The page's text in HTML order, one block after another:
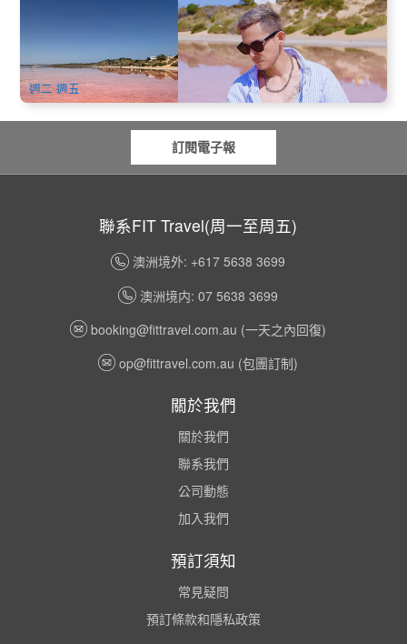
西澳心動7日全景遊｜粉紅湖航拍＋羅特尼斯島＋波浪岩＋棧
1.5k 已預訂
AUD $1,656.00 $1,699.00
PER09096
週二 週五
訂閱電子報
聯系FIT Travel(周一至周五)
澳洲境外: +617 5638 3699
澳洲境内: 07 5638 3699
booking@fittravel.com.au (一天之內回復)
op@fittravel.com.au (包團訂制)
關於我們
關於我們
聯系我們
公司動態
加入我們
預訂須知
常見疑問
預訂條款和隱私政策